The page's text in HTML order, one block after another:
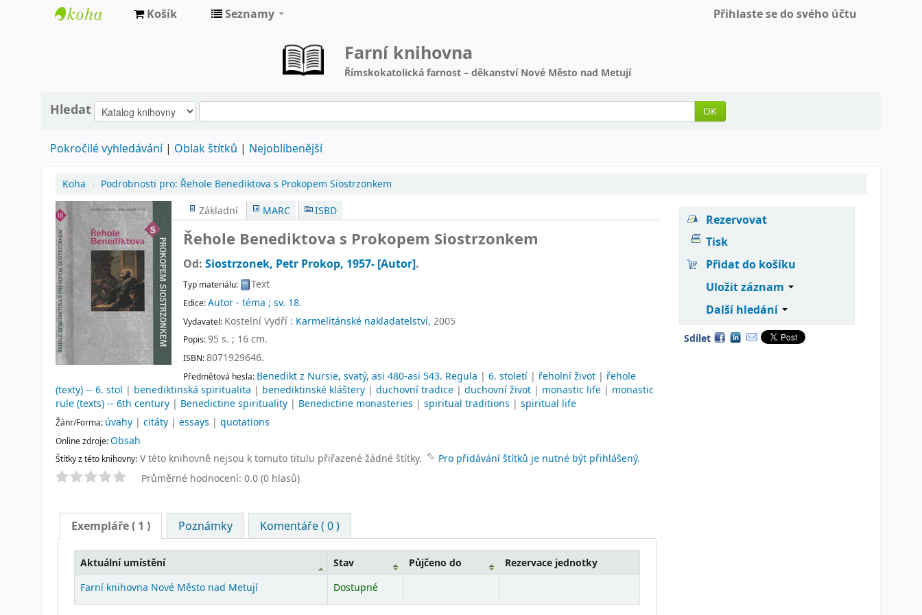
Město
Metují
Košík Seznamy Přihlaste se do svého účtu
Farní knihovna
Římskokatolická farnost – děkanství Nové Město nad Metují
Hledat OK
Pokročilé vyhledávání Oblak štítků Nejoblíbenější
Koha › Podrobnosti pro: Řehole Benediktova s Prokopem Siostrzonkem
Základní MARC ISBD
Řehole Benediktova s Prokopem Siostrzonkem
Od: Siostrzonek, Petr Prokop, 1957- [Autor].
Typ materiálu: Text
Edice:Autor - téma ; sv. 18.
Vydavatel: Kostelní Vydří : Karmelitánské nakladatelství, 2005
Popis:95 s. ; 16 cm.
ISBN:8071929646.
Předmětová hesla: Benedikt z Nursie, svatý, asi 480-asi 543. Regula | 6. století | řeholní život | řehole
(texty) -- 6. stol | benediktinská spiritualita | benediktinské kláštery | duchovní tradice | duchovní život | monastic life | monastic
rule (texts) -- 6th century | Benedictine spirituality | Benedictine monasteries | spiritual traditions | spiritual life
Žánr/Forma: úvahy | citáty | essays | quotations
Online zdroje:Obsah
Štítky z této knihovny: V této knihovně nejsou k tomuto titulu přiřazené žádné štítky.
Pro přidávání štítků je nutné být přihlášený.
Průměrné hodnocení: 0.0 (0 hlasů)
Exempláře( 1 ) Poznámky Komentáře ( 0 )
Aktuální umístění Stav Půjčeno do
Rezervace jednotky
Farní knihovna Nové Město nad Metují
Dostupné
Rezervovat
Tisk
Přidat do košíku
Uložit záznam
Další hledání
Sdílet